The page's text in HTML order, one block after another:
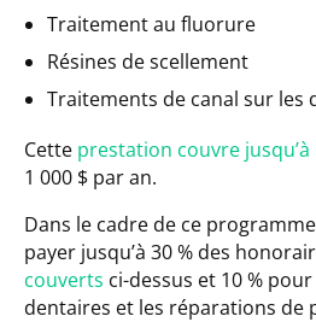
Traitement au fluorure
Résines de scellement
Traitements de canal sur les
Cette prestation couvre
1 000 $ par an.
Dans le cadre de ce
payer jusqu’à 30 % des
couverts ci-dessus et 10 %
dentaires et les réparations de